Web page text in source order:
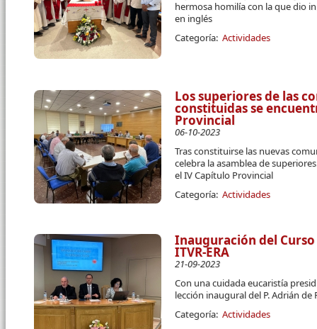
hermosa homilía con la que dio
en inglés
Categoría: Actividades
Los superiores de las
constituidas se
Provincial
06-10-2023
Tras constituirse las nuevas
celebra la asamblea de
el IV Capítulo Provincial
Categoría: Actividades
Inauguración del
ITVR-ERA
21-09-2023
Con una cuidada eucaristía
lección inaugural del P. Adrián de
Categoría: Actividades